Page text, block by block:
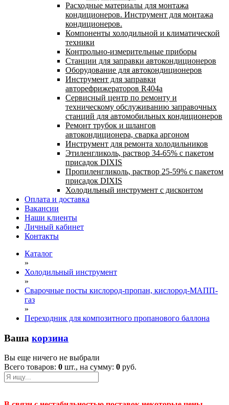
Расходные материалы для монтажа
кондиционеров. Инструмент для монтажа
кондиционеров.
Компоненты холодильной и климатической
техники
Контрольно-измерительные приборы
Станции для заправки автокондиционеров
Оборудование для автокондиционеров
Инструмент для заправки
авторефрижераторов R404a
Сервисный центр по ремонту и
техническому обслуживанию заправочных
станций для автомобильных кондиционеров
Ремонт трубок и шлангов
автокондиционера, сварка аргоном
Инструмент для ремонта холодильников
Этиленгликоль, раствор 34-65% с пакетом
присадок DIXIS
Пропиленгликоль, раствор 25-59% с пакетом
присадок DIXIS
Холодильный инструмент с дисконтом
Оплата и доставка
Вакансии
Наши клиенты
Личный кабинет
Контакты
Каталог
»
Холодильный инструмент
»
Сварочные посты кислород-пропан, кислород-МАПП-
газ
»
Переходник для композитного пропанового баллона
Ваша корзина
Вы еще ничего не выбрали
Всего товаров: 0 шт., на сумму: 0 руб.